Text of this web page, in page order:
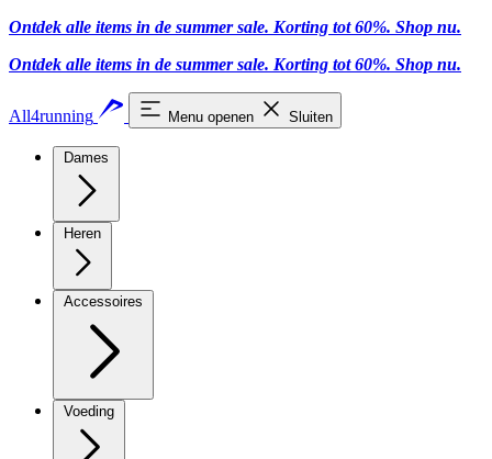
Ontdek alle items in de summer sale. Korting tot 60%. Shop nu.
Ontdek alle items in de summer sale. Korting tot 60%. Shop nu.
All4running Menu openen Sluiten
Dames
Heren
Accessoires
Voeding